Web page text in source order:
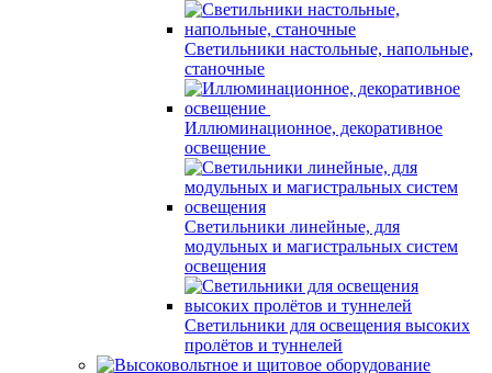
Светильники настольные, напольные,
станочные
Иллюминационное, декоративное
освещение
Светильники линейные, для
модульных и магистральных систем
освещения
Светильники для освещения высоких
пролётов и туннелей